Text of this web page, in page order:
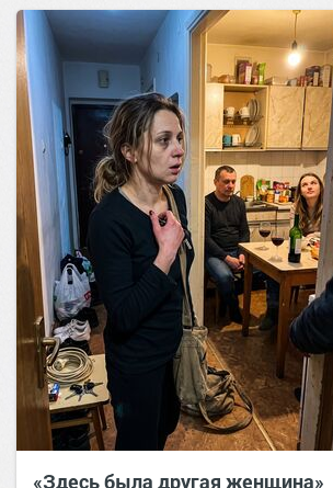
«Здесь была другая женщина»